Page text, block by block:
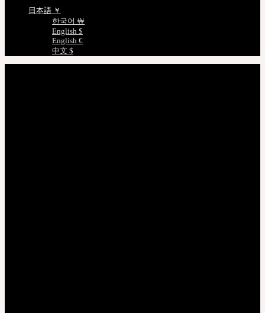
日本語 ￥
한국어 ￦
English $
English €
中文 $